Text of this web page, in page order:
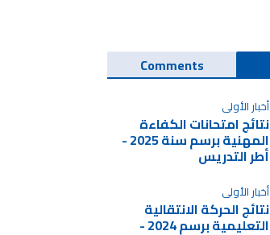
Comments
أخبار الأولى
نتائج امتحانات الكفاءة
المهنية برسم سنة 2025 -
أطر التدريس
أخبار الأولى
نتائج الحركة الانتقالية
التعليمية برسم 2024 -